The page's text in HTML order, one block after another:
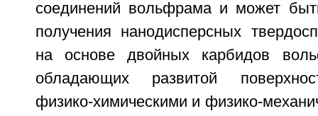
соединений вольфрама и может
получения нанодисперсных
на основе двойных карбидов
обладающих развитой
физико-химическими и физико-